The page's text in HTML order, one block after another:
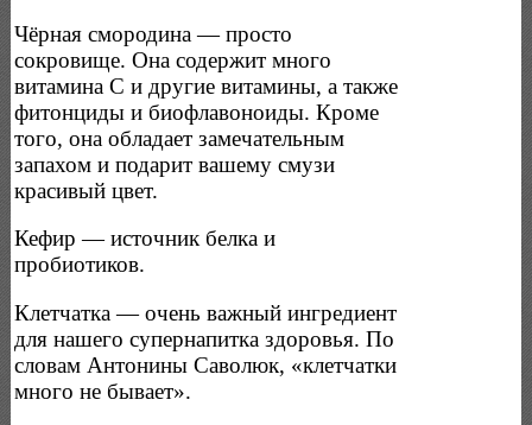
Чёрная смородина — просто
сокровище. Она содержит много
витамина С и другие витамины, а также
фитонциды и биофлавоноиды. Кроме
того, она обладает замечательным
запахом и подарит вашему смузи
красивый цвет.
Кефир — источник белка и
пробиотиков.
Клетчатка — очень важный ингредиент
для нашего супернапитка здоровья. По
словам Антонины Саволюк, «клетчатки
много не бывает».